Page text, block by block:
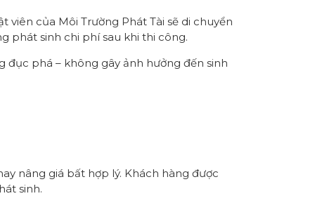
viên của Môi Trường Phát Tài sẽ di chuyển
phát sinh chi phí sau khi thi công.
phá – không gây ảnh hưởng đến sinh
nâng giá bất hợp lý. Khách hàng được
sinh.